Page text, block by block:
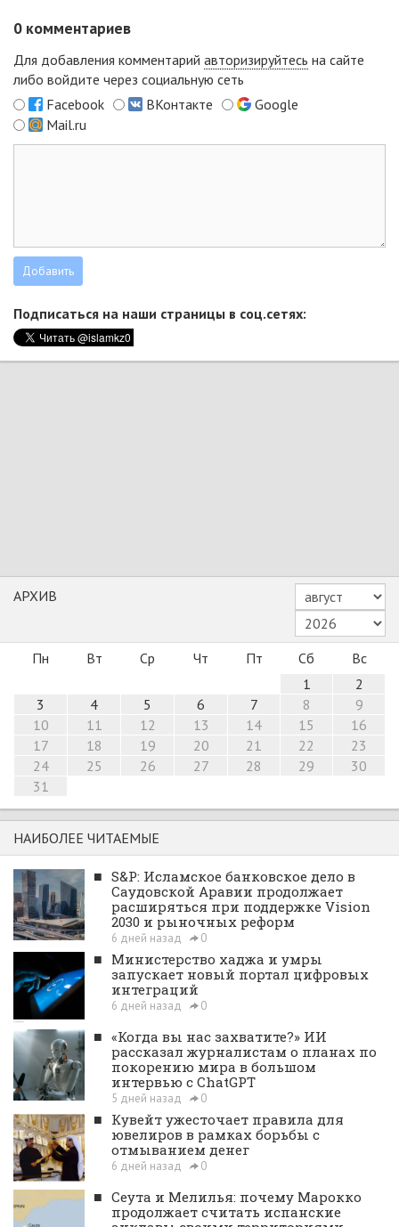
0 комментариев
Для добавления комментарий авторизируйтесь на сайте
либо войдите через социальную сеть
Facebook
ВКонтакте
Google
Mail.ru
Подписаться на наши страницы в соц.сетях:
АРХИВ
Пн Вт Ср Чт Пт Сб
Вс
1
2
3
4 5 6 7 8
9
10
11 12 13 14 15
16
17
18 19 20 21 22
23
24
25 26 27 28 29
30
31
НАИБОЛЕЕ ЧИТАЕМЫЕ
■ S&P: Исламское банковское дело в
Саудовской Аравии продолжает
расширяться при поддержке Vision
2030 и рыночных реформ
6 дней назад 0
■ Министерство хаджа и умры
запускает новый портал цифровых
интеграций
6 дней назад 0
■ «Когда вы нас захватите?» ИИ
рассказал журналистам о планах по
покорению мира в большом
интервью с ChatGPT
5 дней назад 0
■ Кувейт ужесточает правила для
ювелиров в рамках борьбы с
отмыванием денег
6 дней назад 0
■ Сеута и Мелилья: почему Марокко
продолжает считать испанские